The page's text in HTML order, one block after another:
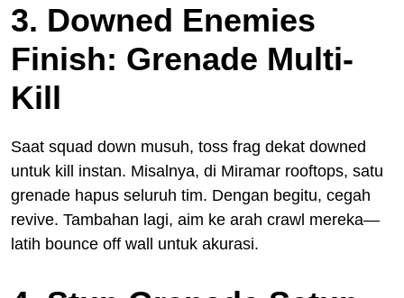
3. Downed Enemies
Finish: Grenade Multi-
Kill
Saat squad down musuh, toss frag dekat downed
untuk kill instan. Misalnya, di Miramar rooftops, satu
grenade hapus seluruh tim. Dengan begitu, cegah
revive. Tambahan lagi, aim ke arah crawl mereka—
latih bounce off wall untuk akurasi.